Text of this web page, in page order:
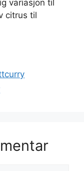
variasjon til
citrus til